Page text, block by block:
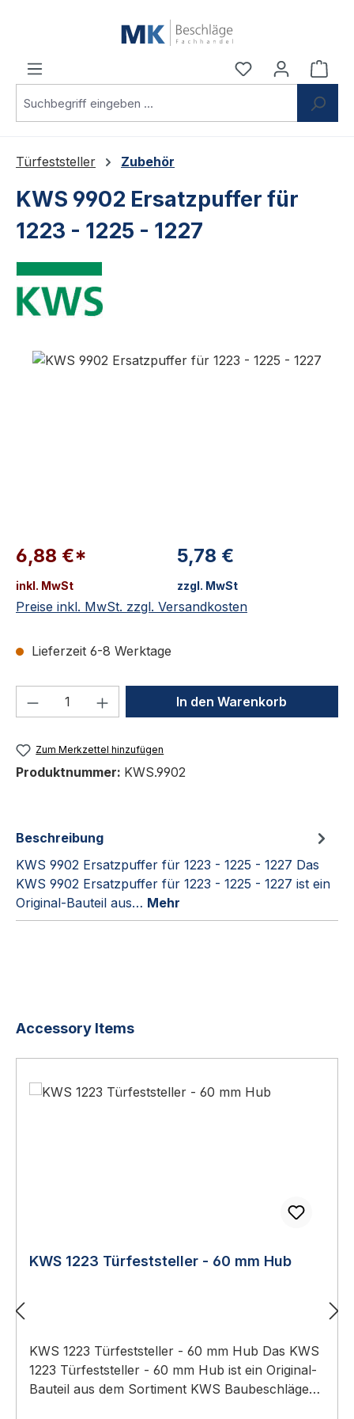
Du hast 0
Türfeststeller Zubehör
KWS 9902 Ersatzpuffer für
1223 - 1225 - 1227
6,88 €*
inkl. MwSt
5,78 €
zzgl. MwSt
Preise inkl. MwSt. zzgl. Versandkosten
Lieferzeit 6-8 Werktage
Produkt Anzahl: Gib denIn den Warenkorb
Zum Merkzettel hinzufügen
Produktnummer: KWS.9902
Beschreibung
KWS 9902 Ersatzpuffer für 1223 - 1225 - 1227 Das
KWS 9902 Ersatzpuffer für 1223 - 1225 - 1227 ist ein
Original-Bauteil aus… Mehr
Produktgalerie überspringen
Accessory Items
KWS 1223 Türfeststeller - 60 mm Hub
KWS 1223 Türfeststeller - 60 mm Hub Das KWS
1223 Türfeststeller - 60 mm Hub ist ein Original-
Bauteil aus dem Sortiment KWS Baubeschläge